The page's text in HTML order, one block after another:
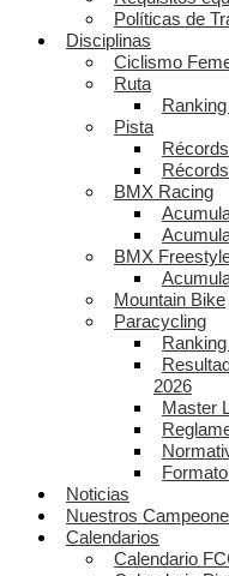
Políticas de
Disciplinas
Ciclismo
Ruta
Pista
BMX Racing
BMX
Mountain Bike
Paracycling
2026
Master
Noticias
Nuestros
Calendarios
Calendario